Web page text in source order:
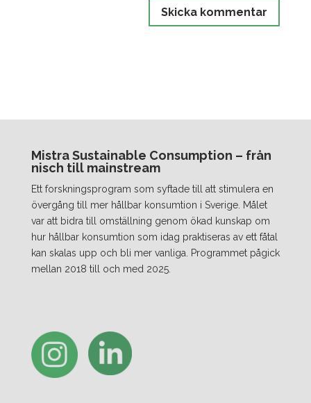
Mistra Sustainable Consumption – från
nisch till mainstream
Ett forskningsprogram som syftade till att stimulera en
övergång till mer hållbar konsumtion i Sverige. Målet
var att bidra till omställning genom ökad kunskap om
hur hållbar konsumtion som idag praktiseras av ett fåtal
kan skalas upp och bli mer vanliga. Programmet pågick
mellan 2018 till och med 2025.